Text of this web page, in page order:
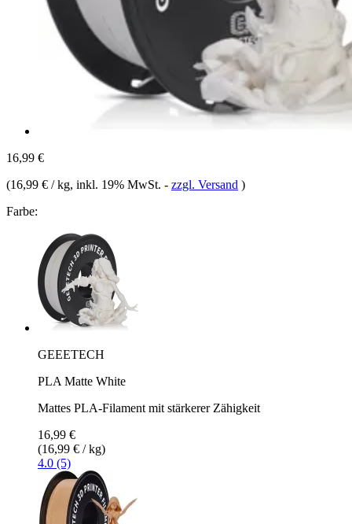
16,99 €
(16,99 € / kg, inkl. 19% MwSt. - zzgl. Versand )
Farbe:
GEEETECH
PLA Matte White
Mattes PLA-Filament mit stärkerer Zähigkeit
16,99 €
(16,99 € / kg)
4.0 (5)